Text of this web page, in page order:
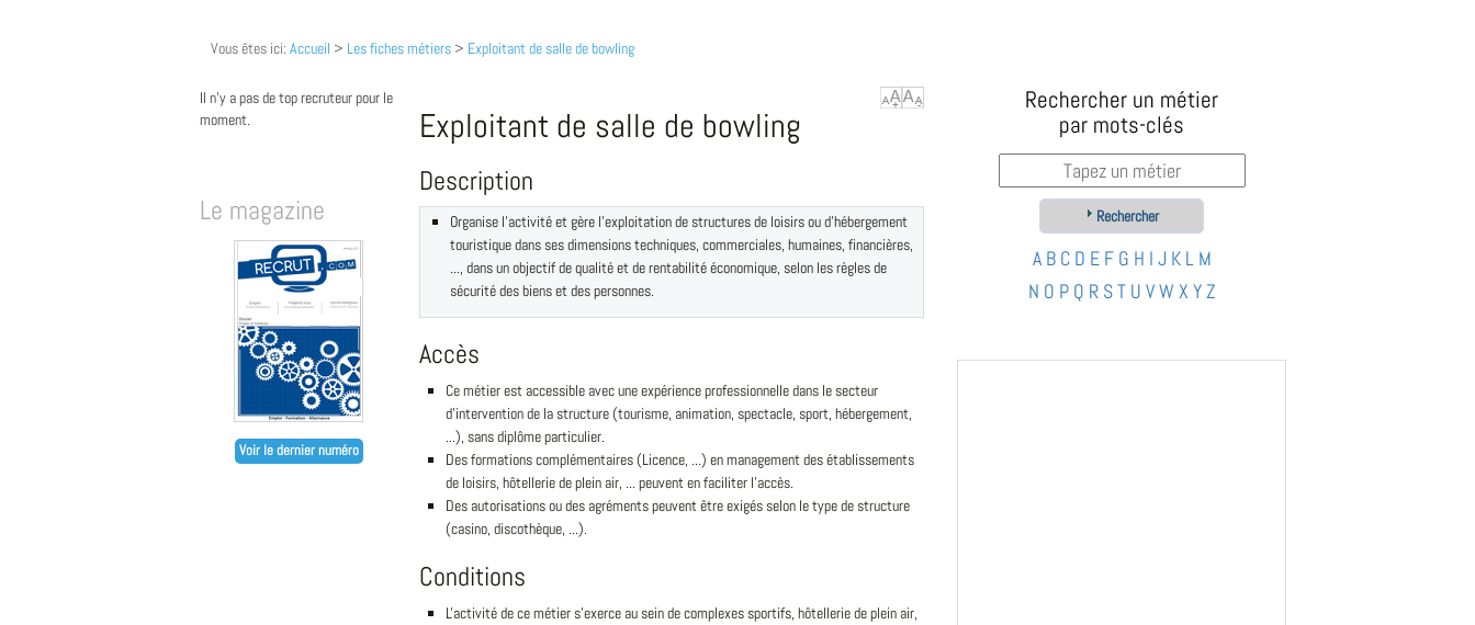
Vous êtes ici: Accueil > Les fiches métiers > Exploitant de salle de bowling
Il n'y a pas de top recruteur pour le
moment.
Le magazine
Voir le dernier numéro
Exploitant de salle de bowling
Description
Organise l'activité et gère l'exploitation de structures de loisirs ou d'hébergement
touristique dans ses dimensions techniques, commerciales, humaines, financières,
..., dans un objectif de qualité et de rentabilité économique, selon les règles de
sécurité des biens et des personnes.
Accès
Ce métier est accessible avec une expérience professionnelle dans le secteur
d'intervention de la structure (tourisme, animation, spectacle, sport, hébergement,
...), sans diplôme particulier.
Des formations complémentaires (Licence, ...) en management des établissements
de loisirs, hôtellerie de plein air, ... peuvent en faciliter l'accès.
Des autorisations ou des agréments peuvent être exigés selon le type de structure
(casino, discothèque, ...).
Conditions
L'activité de ce métier s'exerce au sein de complexes sportifs, hôtellerie de plein air,
Rechercher un métier
par mots-clés
Rechercher
A B C D E F G H I J K L M
N O P Q R ST U VW X YZ